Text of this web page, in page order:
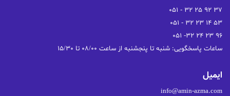
ساعات پاسخگویی: شنبه تا پنجشنبه از ساعت 08/00 تا 15/30
ایمیل
info@amin-azma.com